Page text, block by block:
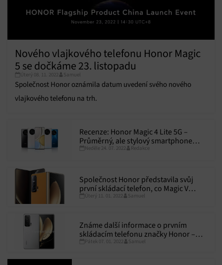
Nového vlajkového telefonu Honor Magic
5 se dočkáme 23. listopadu
Úterý 08. 11. 2022 Samuel
Společnost Honor oznámila datum uvedení svého nového
vlajkového telefonu na trh.
Recenze: Honor Magic 4 Lite 5G –
Průměrný, ale stylový smartphone
střední třídy
Neděle 24. 07. 2022 Redakce
Společnost Honor představila svůj
první skládací telefon, co Magic V
nabízí?
Úterý 11. 01. 2022 Samuel
Známe další informace o prvním
skládacím telefonu značky Honor –
Magic V
Pátek 07. 01. 2022 Samuel